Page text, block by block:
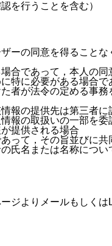
を行うことを含む）
ーの同意を得ること
合であって，本人の
特に必要がある場合
者が法令の定める事
報の提供先は第三者に
報の取扱いの一部を委
提供される場合
って，その旨並びに
氏名または名称につ
ジよりメールもしくは